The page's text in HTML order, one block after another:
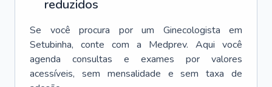
reduzidos
Se você procura por um Ginecologista
em
Setubinha, conte com a Medprev. Aqui você
agenda consultas e exames por valores
acessíveis, sem mensalidade e sem taxa de